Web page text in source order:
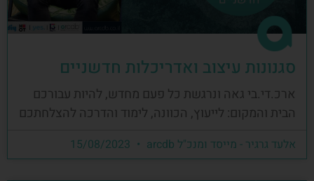
סגנונות עיצוב ואדריכלות חדשניים
ארכ.די.בי גאה ונרגשת כל פעם מחדש, להיות עבורכם
הבית והמקום: לייעוץ, הכוונה, לימוד והדרכה להצלחתכם
אלעד גרגיר - מייסד ומנכ"ל arcdb